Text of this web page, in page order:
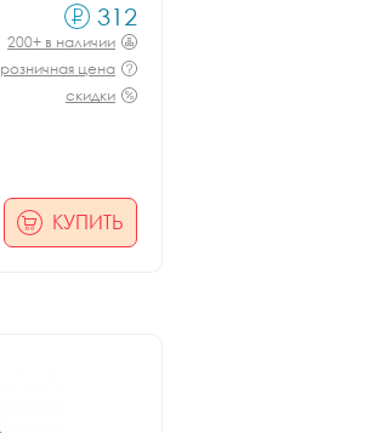
312
200+ в наличии
розничная цена
скидки
КУПИТЬ